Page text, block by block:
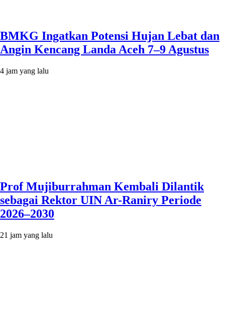
BMKG Ingatkan Potensi Hujan Lebat dan
Angin Kencang Landa Aceh 7–9 Agustus
4 jam yang lalu
Prof Mujiburrahman Kembali Dilantik
sebagai Rektor UIN Ar-Raniry Periode
2026–2030
21 jam yang lalu